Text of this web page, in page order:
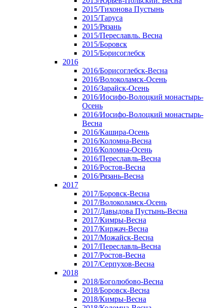
2015/Тихонова Пустынь
2015/Таруса
2015/Рязань
2015/Переславль. Весна
2015/Боровск
2015/Борисоглебск
2016
2016/Борисоглебск-Весна
2016/Волоколамск-Осень
2016/Зарайск-Осень
2016/Иосифо-Волоцкий монастырь-
Осень
2016/Иосифо-Волоцкий монастырь-
Весна
2016/Кашира-Осень
2016/Коломна-Весна
2016/Коломна-Осень
2016/Переславль-Весна
2016/Ростов-Весна
2016/Рязань-Весна
2017
2017/Боровск-Весна
2017/Волоколамск-Осень
2017/Давыдова Пустынь-Весна
2017/Кимры-Весна
2017/Киржач-Весна
2017/Можайск-Весна
2017/Переславль-Весна
2017/Ростов-Весна
2017/Серпухов-Весна
2018
2018/Боголюбово-Весна
2018/Боровск-Весна
2018/Кимры-Весна